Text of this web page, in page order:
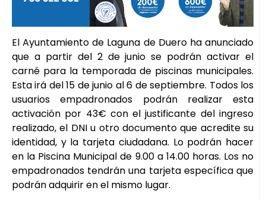
El Ayuntamiento de Laguna de Duero ha anunciado
que a partir del 2 de junio se podrán activar el
carné para la temporada de piscinas municipales.
Esta irá del 15 de junio al 6 de septiembre. Todos los
usuarios empadronados podrán realizar esta
activación por 43€ con el justificante del ingreso
realizado, el DNI u otro documento que acredite su
identidad, y la tarjeta ciudadana. Lo podrán hacer
en la Piscina Municipal de 9.00 a 14.00 horas. Los no
empadronados tendrán una tarjeta específica que
podrán adquirir en el mismo lugar.